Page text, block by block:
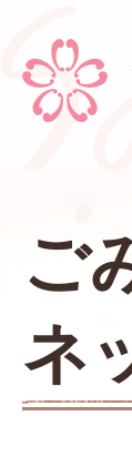
ご
ネ